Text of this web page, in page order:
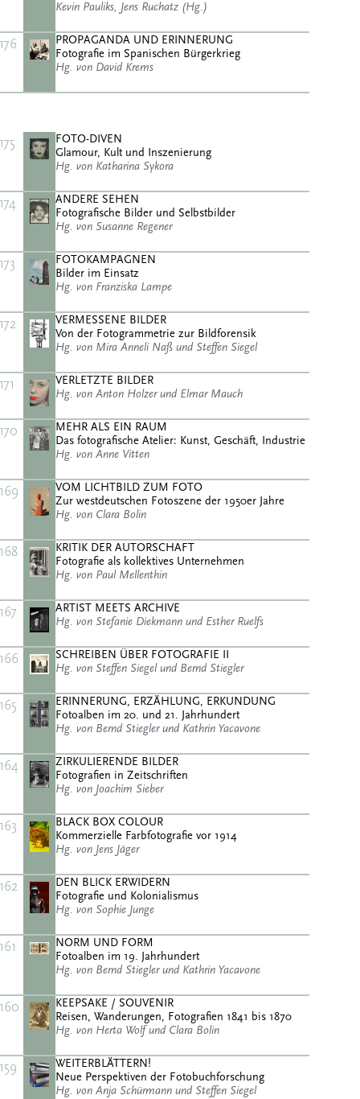
Kevin Pauliks, Jens Ruchatz (Hg.)
176
PROPAGANDA UND ERINNERUNG
Fotografie im Spanischen Bürgerkrieg
Hg. von David Krems
175
FOTO-DIVEN
Glamour, Kult und Inszenierung
Hg. von Katharina Sykora
174
ANDERE SEHEN
Fotografische Bilder und Selbstbilder
Hg. von Susanne Regener
173
FOTOKAMPAGNEN
Bilder im Einsatz
Hg. von Franziska Lampe
172
VERMESSENE BILDER
Von der Fotogrammetrie zur Bildforensik
Hg. von Mira Anneli Naß und Steffen Siegel
171
VERLETZTE BILDER
Hg. von Anton Holzer und Elmar Mauch
170
MEHR ALS EIN RAUM
Das fotografische Atelier: Kunst, Geschäft, Industrie
Hg. von Anne Vitten
169
VOM LICHTBILD ZUM FOTO
Zur westdeutschen Fotoszene der 1950er Jahre
Hg. von Clara Bolin
168
KRITIK DER AUTORSCHAFT
Fotografie als kollektives Unternehmen
Hg. von Paul Mellenthin
167
ARTIST MEETS ARCHIVE
Hg. von Stefanie Diekmann und Esther Ruelfs
166
SCHREIBEN ÜBER FOTOGRAFIE II
Hg. von Steffen Siegel und Bernd Stiegler
165
ERINNERUNG, ERZÄHLUNG, ERKUNDUNG
Fotoalben im 20. und 21. Jahrhundert
Hg. von Bernd Stiegler und Kathrin Yacavone
164
ZIRKULIERENDE BILDER
Fotografien in Zeitschriften
Hg. von Joachim Sieber
163
BLACK BOX COLOUR
Kommerzielle Farbfotografie vor 1914
Hg. von Jens Jäger
162
DEN BLICK ERWIDERN
Fotografie und Kolonialismus
Hg. von Sophie Junge
161
NORM UND FORM
Fotoalben im 19. Jahrhundert
Hg. von Bernd Stiegler und Kathrin Yacavone
160
KEEPSAKE / SOUVENIR
Reisen, Wanderungen, Fotografien 1841 bis 1870
Hg. von Herta Wolf und Clara Bolin
159
WEITERBLÄTTERN!
Neue Perspektiven der Fotobuchforschung
Hg. von Anja Schürmann und Steffen Siegel